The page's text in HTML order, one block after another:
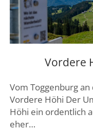
Vordere
Vom Toggenburg
Vordere Höhi Der
Höhi ein ordentlich
eher…